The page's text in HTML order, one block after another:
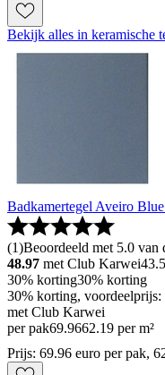
Bekijk alles in keramische
Badkamertegel Aveiro
(1)Beoordeeld met 5.0 van
48.97 met Club Karwei
30% korting30% korting
30% korting, voordeelprijs:
met Club Karwei
per pak69.9662.19 per m²
Prijs: 69.96 euro per pak,